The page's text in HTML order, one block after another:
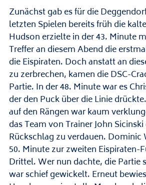
Zunächst gab es für die
letzten Spielen bereits früh die
Hudson erzielte in der 43. Minute
Treffer an diesem Abend die
die Eispiraten. Doch anstatt an
zu zerbrechen, kamen die DSC-
Partie. In der 48. Minute war es
der den Puck über die Linie
auf den Rängen war kaum
das Team von Trainer John
Rückschlag zu verdauen. Dominic
50. Minute zur zweiten Eispiraten-
Drittel. Wer nun dachte, die Partie
war schief gewickelt. Erneut